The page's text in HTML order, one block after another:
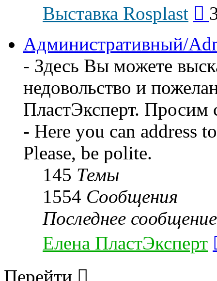
Выставка Rosplast
Административный/
- Здесь Вы можете
недовольство и
ПластЭксперт. Просим
- Here you can address
Please, be polite.
145 Темы
1554 Сообщения
Последнее сообщение
Елена ПластЭксперт
Перейти